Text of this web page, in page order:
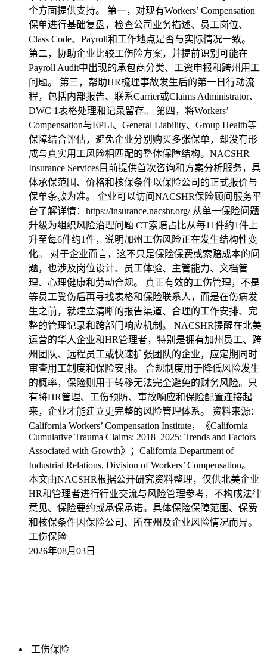
个方面提供支持。 第一，对现有Workers’ Compensation
保单进行基础复盘，检查公司业务描述、员工岗位、
Class Code、Payroll和工作地点是否与实际情况一致。
第二，协助企业比较工伤险方案，并提前识别可能在
Payroll Audit中出现的承包商分类、工资申报和跨州用工
问题。 第三，帮助HR梳理事故发生后的第一日行动流
程，包括内部报告、联系Carrier或Claims Administrator、
DWC 1表格处理和记录留存。 第四，将Workers’
Compensation与EPLI、General Liability、Group Health等
保障结合评估，避免企业分别购买多张保单，却没有形
成与真实用工风险相匹配的整体保障结构。NACSHR
Insurance Services目前提供首次咨询和方案分析服务，具
体承保范围、价格和核保条件以保险公司的正式报价与
保单条款为准。 企业可以访问NACSHR保险顾问服务平
台了解详情：https://insurance.nacshr.org/ 从单一保险问题
升级为组织风险治理问题 CT索赔占比从每11件约1件上
升至每6件约1件，说明加州工伤风险正在发生结构性变
化。 对于企业而言，这不只是保险保费或索赔成本的问
题，也涉及岗位设计、员工体验、主管能力、文档管
理、心理健康和劳动合规。 真正有效的工伤管理，不是
等员工受伤后再寻找表格和保险联系人，而是在伤病发
生之前，就建立清晰的报告渠道、合理的工作安排、完
整的管理记录和跨部门响应机制。 NACSHR提醒在北美
运营的华人企业和HR管理者，特别是拥有加州员工、跨
州团队、远程员工或快速扩张团队的企业，应定期同时
审查用工制度和保险安排。 合规制度用于降低风险发生
的概率，保险则用于转移无法完全避免的财务风险。只
有将HR管理、工伤预防、事故响应和保险配置连接起
来，企业才能建立更完整的风险管理体系。 资料来源：
California Workers’ Compensation Institute，《California
Cumulative Trauma Claims: 2018–2025: Trends and Factors
Associated with Growth》；California Department of
Industrial Relations, Division of Workers’ Compensation。
本文由NACSHR根据公开研究资料整理，仅供北美企业
HR和管理者进行行业交流与风险管理参考，不构成法律
意见、保险要约或承保承诺。具体保险保障范围、保费
和核保条件因保险公司、所在州及企业风险情况而异。
工伤保险
2026年08月03日
工伤保险